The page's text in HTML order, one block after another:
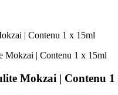
Mokzai | Contenu 1